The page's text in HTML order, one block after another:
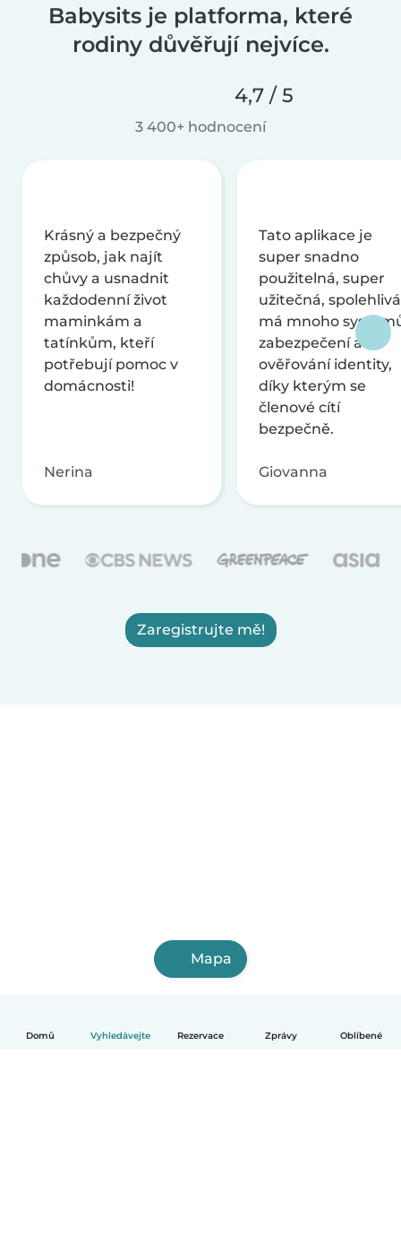
Domů Vyhledávejte Rezervace Zprávy Oblíbené
Babysits je platforma, které
rodiny důvěřují nejvíce.
4,7 / 5
3 400+ hodnocení
Krásný a bezpečný
způsob, jak najít
chůvy a usnadnit
každodenní život
maminkám a
tatínkům, kteří
potřebují pomoc v
domácnosti!
Nerina
Tato aplikace je
super snadno
použitelná, super
užitečná,
má mnoho
zabezpečení a
ověřování identity,
díky kterým se
členové cítí
bezpečně.
Giovanna
Zaregistrujte mě!
Mapa